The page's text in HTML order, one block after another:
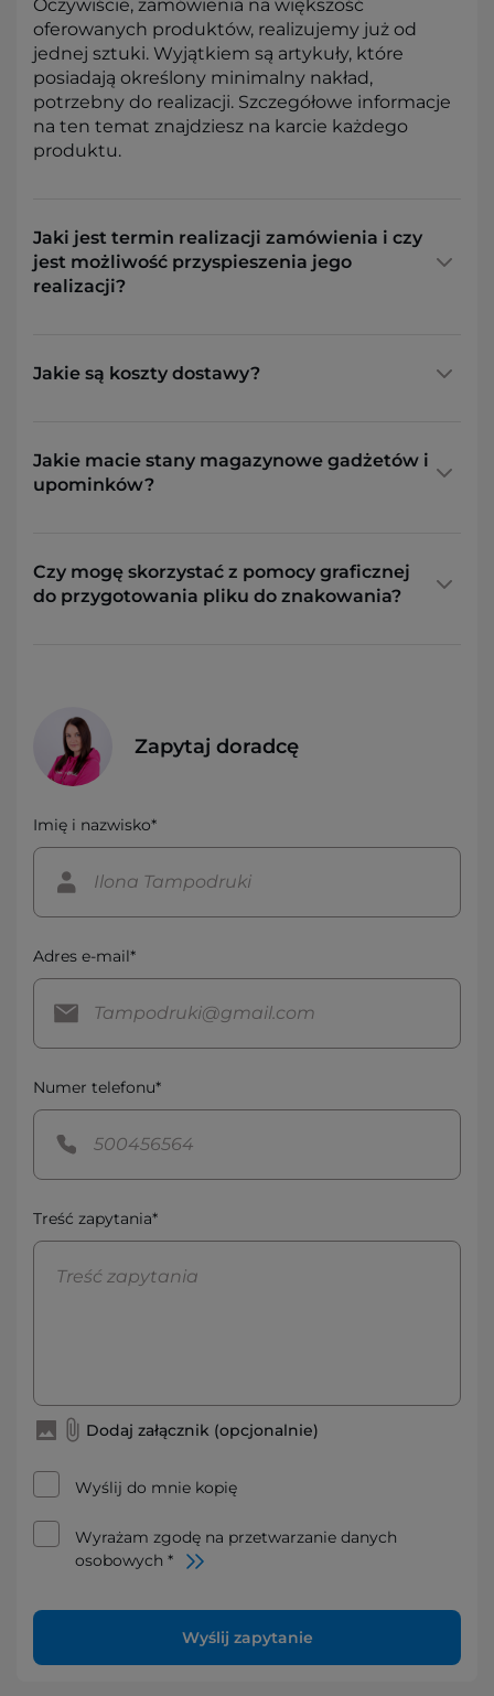
Oczywiście, zamówienia na większość
oferowanych produktów, realizujemy już od
jednej sztuki. Wyjątkiem są artykuły, które
posiadają określony minimalny nakład,
potrzebny do realizacji. Szczegółowe informacje
na ten temat znajdziesz na karcie każdego
produktu.
Jaki jest termin realizacji zamówienia i czy
jest możliwość przyspieszenia jego
realizacji?
Jakie są koszty dostawy?
Jakie macie stany magazynowe gadżetów i
upominków?
Czy mogę skorzystać z pomocy graficznej
do przygotowania pliku do znakowania?
Zapytaj doradcę
Imię i nazwisko*
Adres e-mail*
Numer telefonu*
Treść zapytania*
Dodaj załącznik (opcjonalnie)
Wyślij do mnie kopię
Wyrażam zgodę na przetwarzanie danych
osobowych *
Wyślij zapytanie